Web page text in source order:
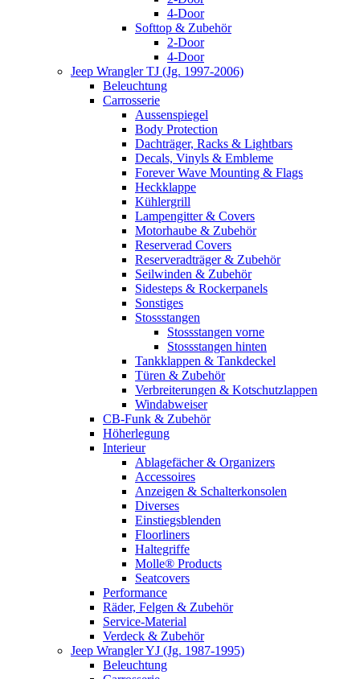
4-Door
Softtop & Zubehör
2-Door
4-Door
Jeep Wrangler TJ (Jg. 1997-2006)
Beleuchtung
Carrosserie
Aussenspiegel
Body Protection
Dachträger, Racks & Lightbars
Decals, Vinyls & Embleme
Forever Wave Mounting & Flags
Heckklappe
Kühlergrill
Lampengitter & Covers
Motorhaube & Zubehör
Reserverad Covers
Reserveradträger & Zubehör
Seilwinden & Zubehör
Sidesteps & Rockerpanels
Sonstiges
Stossstangen
Stossstangen vorne
Stossstangen hinten
Tankklappen & Tankdeckel
Türen & Zubehör
Verbreiterungen & Kotschutzlappen
Windabweiser
CB-Funk & Zubehör
Höherlegung
Interieur
Ablagefächer & Organizers
Accessoires
Anzeigen & Schalterkonsolen
Diverses
Einstiegsblenden
Floorliners
Haltegriffe
Molle® Products
Seatcovers
Performance
Räder, Felgen & Zubehör
Service-Material
Verdeck & Zubehör
Jeep Wrangler YJ (Jg. 1987-1995)
Beleuchtung